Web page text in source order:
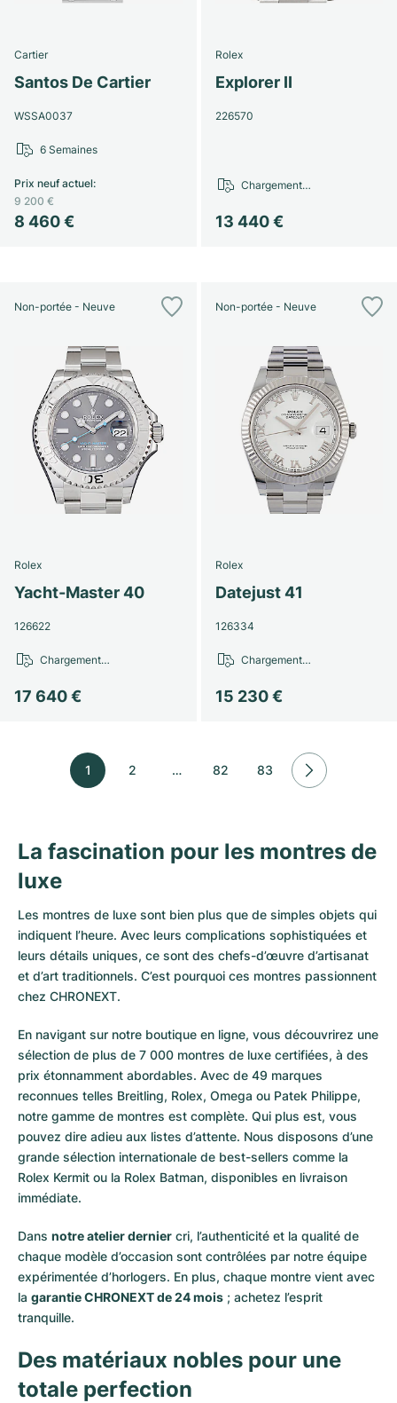
Cartier
Santos De Cartier
WSSA0037
8 460 €
Prix neuf actuel:
9 200 €
6 Semaines
Rolex
Explorer II
226570
13 440 €
Chargement…
Non-portée - Neuve
Rolex
Yacht-Master 40
126622
17 640 €
Chargement…
Non-portée - Neuve
Rolex
Datejust 41
126334
15 230 €
Chargement…
1 2 … 82 83
La fascination pour les montres de
luxe
Les montres de luxe sont bien plus que de simples objets qui
indiquent l’heure. Avec leurs complications sophistiquées et
leurs détails uniques, ce sont des chefs-d’œuvre d’artisanat
et d’art traditionnels. C’est pourquoi ces montres passionnent
chez CHRONEXT.
En navigant sur notre boutique en ligne, vous découvrirez une
sélection de plus de 7 000 montres de luxe certifiées, à des
prix étonnamment abordables. Avec de 49 marques
reconnues telles Breitling, Rolex, Omega ou Patek Philippe,
notre gamme de montres est complète. Qui plus est, vous
pouvez dire adieu aux listes d’attente. Nous disposons d’une
grande sélection internationale de best-sellers comme la
Rolex Kermit ou la Rolex Batman, disponibles en livraison
immédiate.
Dans notre atelier dernier cri, l’authenticité et la qualité de
chaque modèle d’occasion sont contrôlées par notre équipe
expérimentée d’horlogers. En plus, chaque montre vient avec
la garantie CHRONEXT de 24 mois ; achetez l’esprit
tranquille.
Des matériaux nobles pour une
totale perfection